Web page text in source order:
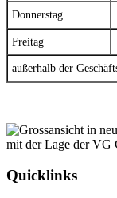
Donnerstag
Freitag
außerhalb der
Quicklinks